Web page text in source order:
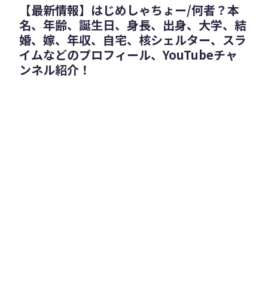
【最新情報】はじめしゃちょー/何者？本
名、年齢、誕生日、身長、出身、大学、結
婚、嫁、年収、自宅、核シェルター、スラ
イムなどのプロフィール、YouTubeチャ
ンネル紹介！